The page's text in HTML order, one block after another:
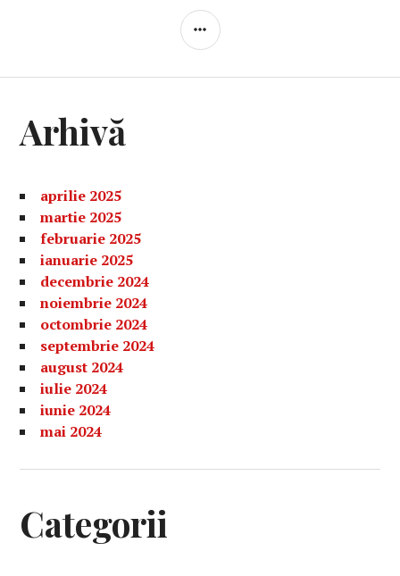
BARĂ
Arhivă
aprilie 2025
martie 2025
februarie 2025
ianuarie 2025
decembrie 2024
noiembrie 2024
octombrie 2024
septembrie 2024
august 2024
iulie 2024
iunie 2024
mai 2024
Categorii